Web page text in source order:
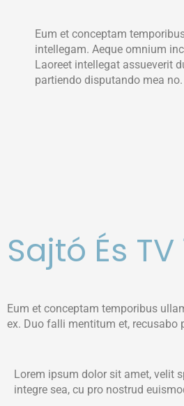
Eum et conceptam
intellegam. Aeque omnium
Laoreet intellegat assueverit
partiendo disputando mea no.
Sajtó És
Eum et conceptam temporibus
ex. Duo falli mentitum et, recusabo
Lorem ipsum dolor sit amet, velit
integre sea, cu pro nostrud